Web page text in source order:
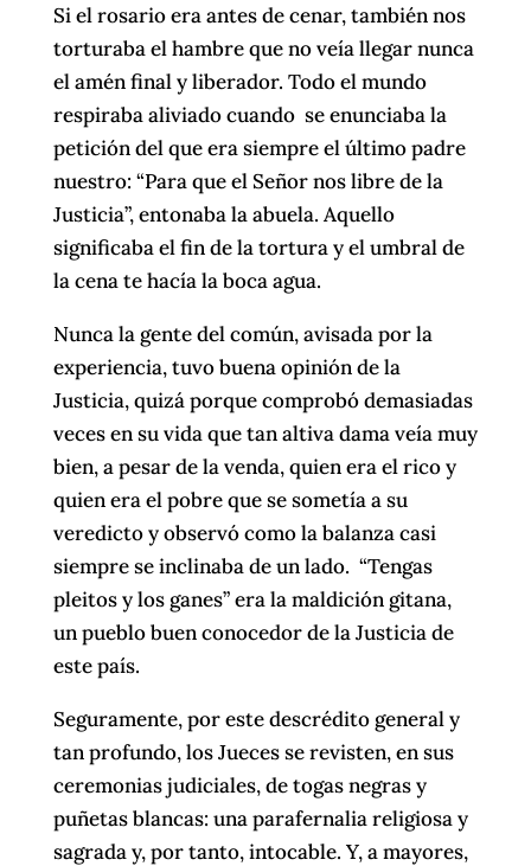
Si el rosario era antes de cenar, también nos
torturaba el hambre que no veía llegar nunca
el amén final y liberador. Todo el mundo
respiraba aliviado cuando se enunciaba la
petición del que era siempre el último padre
nuestro: “Para que el Señor nos libre de la
Justicia”, entonaba la abuela. Aquello
significaba el fin de la tortura y el umbral de
la cena te hacía la boca agua.
Nunca la gente del común, avisada por la
experiencia, tuvo buena opinión de la
Justicia, quizá porque comprobó demasiadas
veces en su vida que tan altiva dama veía muy
bien, a pesar de la venda, quien era el rico y
quien era el pobre que se sometía a su
veredicto y observó como la balanza casi
siempre se inclinaba de un lado. “Tengas
pleitos y los ganes” era la maldición gitana,
un pueblo buen conocedor de la Justicia de
este país.
Seguramente, por este descrédito general y
tan profundo, los Jueces se revisten, en sus
ceremonias judiciales, de togas negras y
puñetas blancas: una parafernalia religiosa y
sagrada y, por tanto, intocable. Y, a mayores,